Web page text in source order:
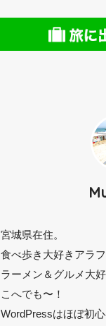
宮城県在住。
食べ歩き大好きアラフ
ラーメン＆グルメ大
こへでも〜！
WordPressはほぼ初